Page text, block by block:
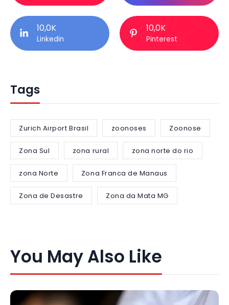
10,0K
Linkedin
10,0K
Pinterest
Tags
Zurich Airport Brasil zoonoses Zoonose
Zona Sul zona rural zona norte do rio
zona Norte Zona Franca de Manaus
Zona de Desastre Zona da Mata MG
You May Also Like